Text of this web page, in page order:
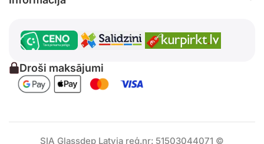
Droši maksājumi
SIA Glassdep Latvia reģ.nr: 51503044071 ©